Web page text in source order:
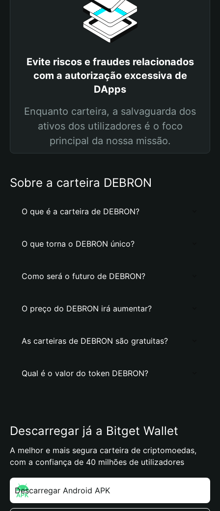
Evite riscos e fraudes relacionados
com a autorização excessiva de
DApps
Enquanto carteira, a salvaguarda dos
ativos dos utilizadores é o foco
principal da nossa missão.
Sobre a carteira DEBRON
O que é a carteira de DEBRON?
O que torna o DEBRON único?
Como será o futuro de DEBRON?
O preço do DEBRON irá aumentar?
As carteiras de DEBRON são gratuitas?
Qual é o valor do token DEBRON?
Descarregar já a Bitget Wallet
A melhor e mais segura carteira de criptomoedas,
com a confiança de 40 milhões de utilizadores
Descarregar Android APK